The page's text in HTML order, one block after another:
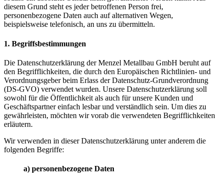
diesem Grund steht es jeder betroffenen Person frei,
personenbezogene Daten auch auf alternativen Wegen,
beispielsweise telefonisch, an uns zu übermitteln.
1. Begriffsbestimmungen
Die Datenschutzerklärung der Menzel Metallbau GmbH beruht auf
den Begrifflichkeiten, die durch den Europäischen Richtlinien- und
Verordnungsgeber beim Erlass der Datenschutz-Grundverordnung
(DS-GVO) verwendet wurden. Unsere Datenschutzerklärung soll
sowohl für die Öffentlichkeit als auch für unsere Kunden und
Geschäftspartner einfach lesbar und verständlich sein. Um dies zu
gewährleisten, möchten wir vorab die verwendeten Begrifflichkeiten
erläutern.
Wir verwenden in dieser Datenschutzerklärung unter anderem die
folgenden Begriffe:
a) personenbezogene Daten